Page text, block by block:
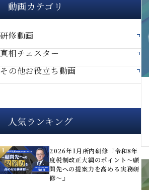
動画カテゴリ
研修動画
真相チェスター
その他お役立ち動画
人気ランキング
1
2026年1月所内研修『令和8年
度税制改正大綱のポイント～顧
問先への提案力を高める実務研
修～』